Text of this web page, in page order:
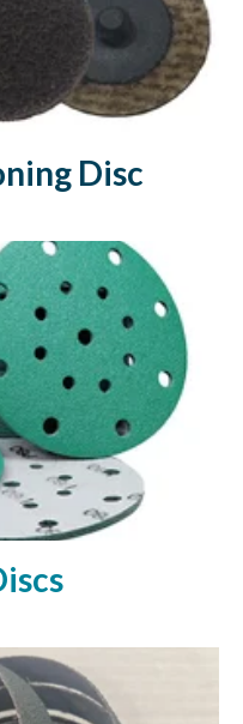
Disc